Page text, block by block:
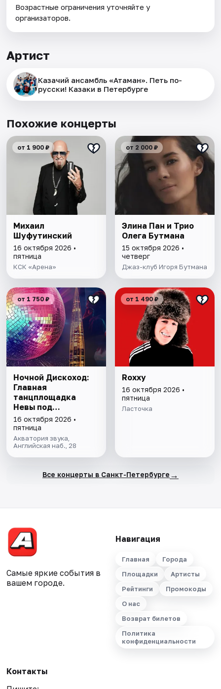
Возрастные ограничения уточняйте у
организаторов.
Артист
Казачий ансамбль «Атаман». Петь по-
русски! Казаки в Петербурге
Похожие концерты
от 1 900 ₽
Михаил
Шуфутинский
16 октября 2026 •
пятница
КСК «Арена»
от 2 000 ₽
Элина Пан и Трио
Олега Бутмана
15 октября 2026 •
четверг
Джаз-клуб Игоря Бутмана
от 1 750 ₽
Ночной Дискоход:
Главная
танцплощадка
Невы под
разводными
мостами!
16 октября 2026 •
пятница
Акватория звука,
Английская наб., 28
от 1 490 ₽
Roxxy
16 октября 2026 •
пятница
Ласточка
Все концерты в Санкт-Петербурге →
Самые яркие события в
вашем городе.
Навигация
Главная
Города
Площадки
Артисты
Рейтинги
Промокоды
О нас
Возврат билетов
Политика
конфиденциальности
Контакты